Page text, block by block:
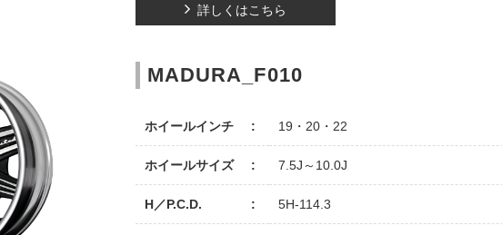
詳しくはこちら
MADURA_F010
ホイールインチ 19・20・22
ホイールサイズ 7.5J～10.0J
H／P.C.D. 5H-114.3